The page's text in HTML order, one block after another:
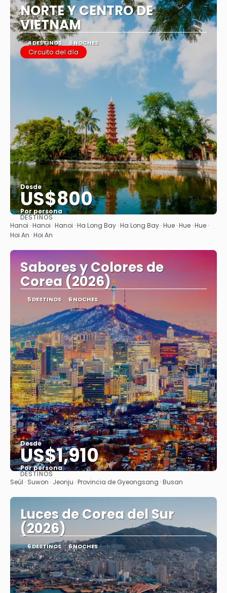
NORTE Y CENTRO DE
VIETNAM
4 DESTINOS 6 NOCHES
Circuito del día
Desde
US$800
Por persona
Ver
DESTINOS
Hanoi · Hanoi · Hanoi · Ha Long Bay · Ha Long Bay · Hue · Hue · Hue ·
Hoi An · Hoi An
Sabores y Colores de
Corea (2026)
5 DESTINOS 6 NOCHES
Desde
US$1,910
Por persona
Ver
DESTINOS
Seúl · Suwon · Jeonju · Provincia de Gyeongsang · Busan
Luces de Corea del Sur
(2026)
6 DESTINOS 6 NOCHES